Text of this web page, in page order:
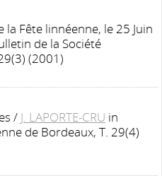
Fête linnéenne, le 25 Juin
de la Société
(2001)
/ J. LAPORTE-CRU in
de Bordeaux, T. 29(4)